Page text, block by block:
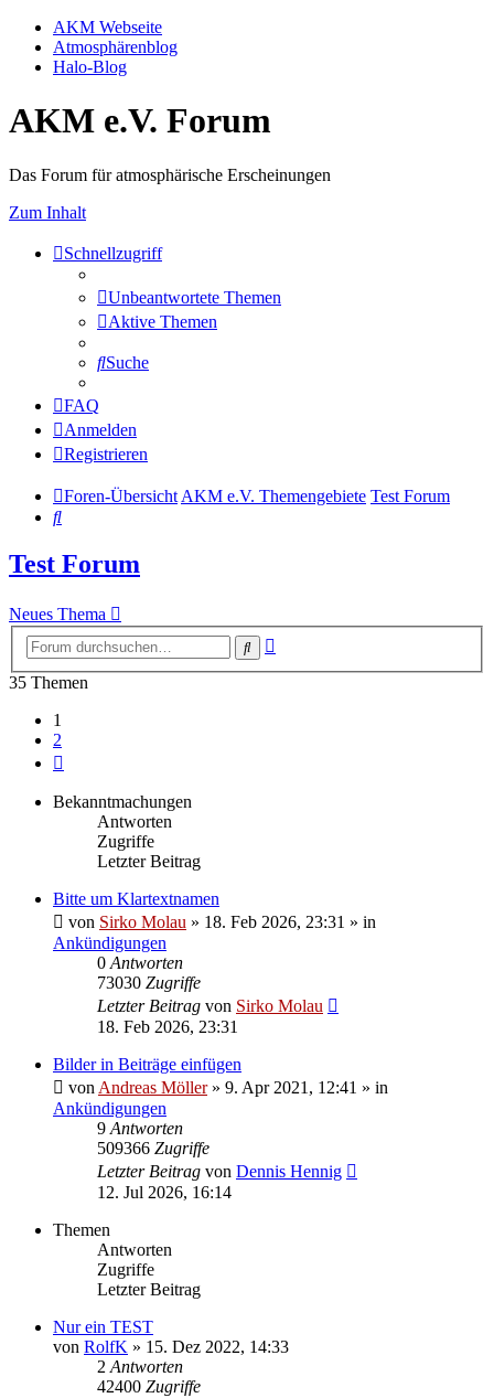
AKM Webseite
Atmosphärenblog
Halo-Blog
AKM e.V. Forum
Das Forum für atmosphärische Erscheinungen
Zum Inhalt
Schnellzugriff
Unbeantwortete Themen
Aktive Themen
Suche
FAQ
Anmelden
Registrieren
Foren-Übersicht AKM e.V. Themengebiete Test Forum
Suche
Test Forum
Neues Thema
Suche
35 Themen
1
2
Bekanntmachungen
Antworten
Zugriffe
Letzter Beitrag
Bitte um Klartextnamen
von Sirko Molau » 18. Feb 2026, 23:31 » in
Ankündigungen
0 Antworten
73030 Zugriffe
Letzter Beitrag von Sirko Molau
18. Feb 2026, 23:31
Bilder in Beiträge einfügen
von Andreas Möller» 9. Apr 2021, 12:41 » in
Ankündigungen
9 Antworten
509366 Zugriffe
Letzter Beitrag von Dennis Hennig
12. Jul 2026, 16:14
Themen
Antworten
Zugriffe
Letzter Beitrag
Nur ein TEST
von RolfK » 15. Dez 2022, 14:33
2 Antworten
42400 Zugriffe